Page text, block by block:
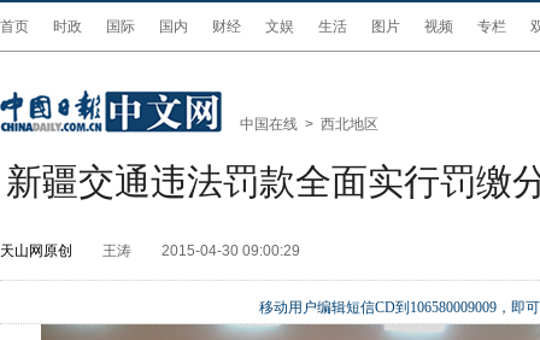
首页 时政 国际 国内 财经 文娱 生活 图片 视频 专栏
中国在线 > 西北地区
新疆交通违法罚款全面实行罚缴
天山网原创 王涛 2015-04-30 09:00:29
移动用户编辑短信CD到106580009009，即